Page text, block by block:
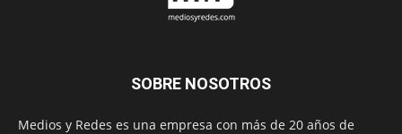
SOBRE NOSOTROS
Medios y Redes es una empresa con más de 20 años de